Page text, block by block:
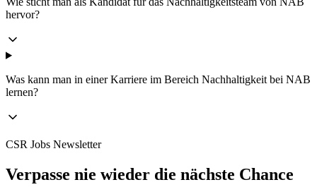
hervor?
Was kann man in einer Karriere im Bereich Nachhaltigkeit bei NAB
lernen?
CSR Jobs Newsletter
Verpasse nie wieder die nächste Chance